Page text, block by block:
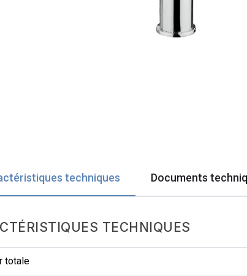
techniques Documents
TECHNIQUES
totale